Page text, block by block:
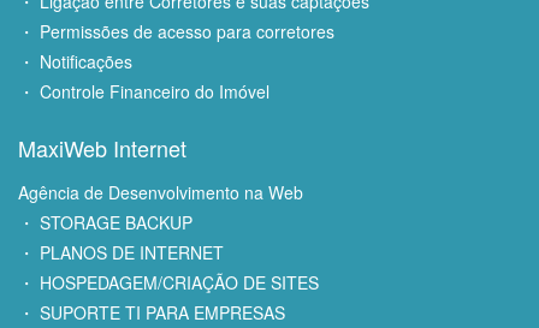
・ Permissões de acesso para corretores
・ Notificações
・ Controle Financeiro do Imóvel
MaxiWeb Internet
Agência de Desenvolvimento na Web
・ STORAGE BACKUP
・ PLANOS DE INTERNET
・ HOSPEDAGEM/CRIAÇÃO DE SITES
・ SUPORTE TI PARA EMPRESAS